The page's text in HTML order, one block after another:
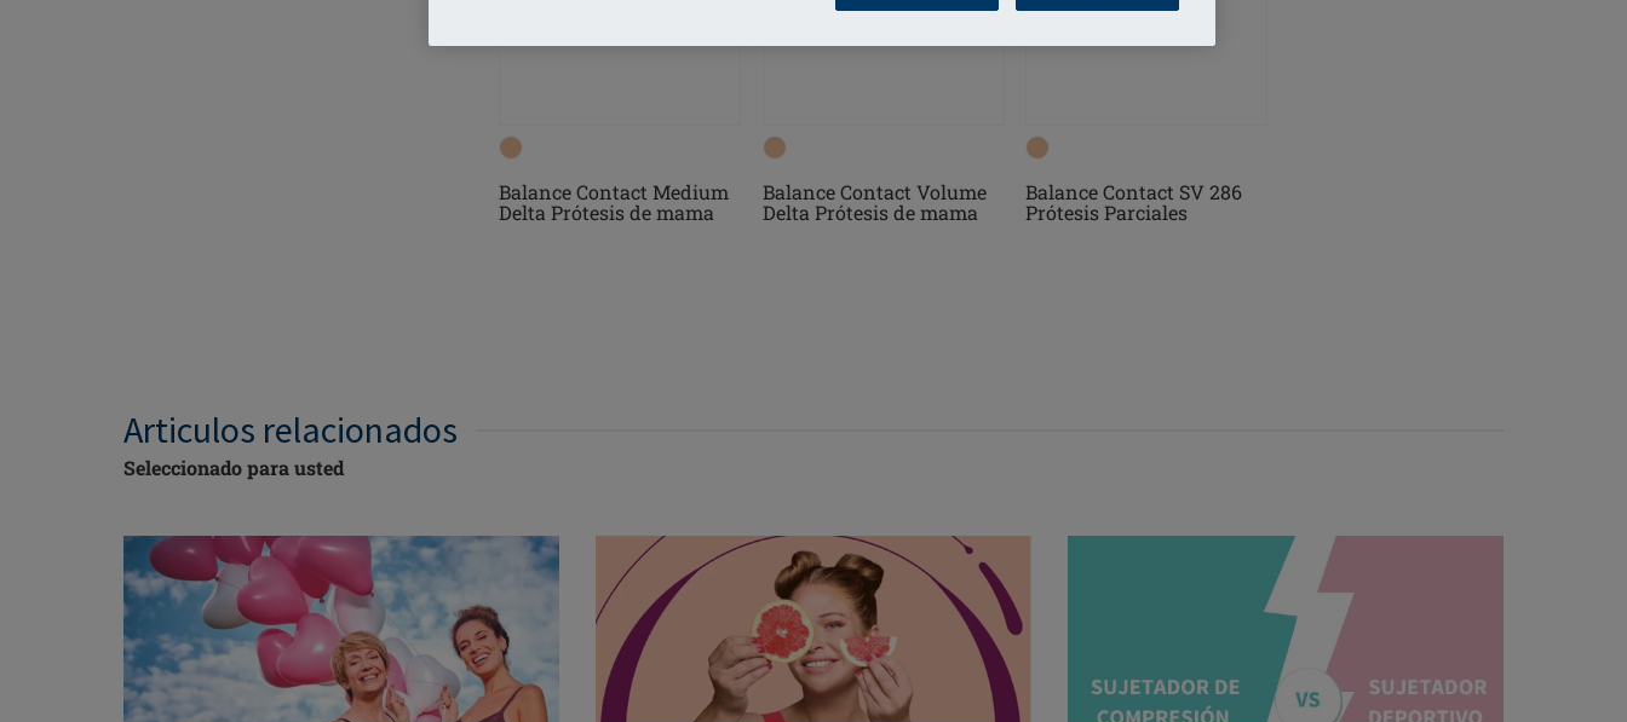
Balance Contact Medium
Delta Prótesis de mama
Balance Contact Volume
Delta Prótesis de mama
Balance Contact SV 286
Prótesis Parciales
Articulos relacionados
Seleccionado para usted